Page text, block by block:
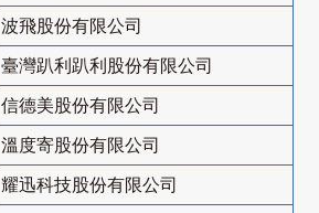
波飛股份有限公司
臺灣趴利趴利股份有限公司
信德美股份有限公司
溫度寄股份有限公司
耀迅科技股份有限公司